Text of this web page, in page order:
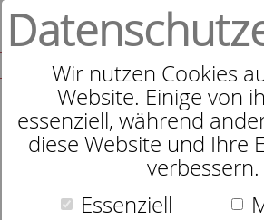
Wir nutzen Cookies
Website. Einige von
essenziell, während
diese Website und Ihre
verbessern.
Essenziell
Kirchner Bett "Cortina"